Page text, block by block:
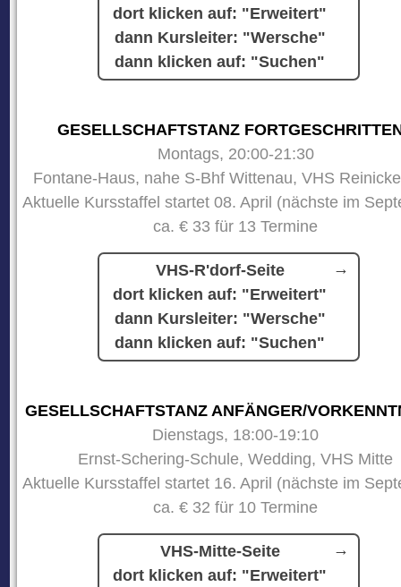
dort klicken auf: "Erweitert"
dann Kursleiter: "Wersche"
dann klicken auf: "Suchen"
GESELLSCHAFTSTANZ
Montags, 20:00-21:30
Fontane-Haus, nahe S-Bhf Wittenau, VHS
Aktuelle Kursstaffel startet 08. April (nächste im
ca. € 33 für 13 Termine
VHS-R'dorf-Seite
dort klicken auf: "Erweitert"
dann Kursleiter: "Wersche"
dann klicken auf: "Suchen"
GESELLSCHAFTSTANZ ANFÄNGER/
Dienstags, 18:00-19:10
Ernst-Schering-Schule, Wedding, VHS Mitte
Aktuelle Kursstaffel startet 16. April (nächste im
ca. € 32 für 10 Termine
VHS-Mitte-Seite
dort klicken auf: "Erweitert"